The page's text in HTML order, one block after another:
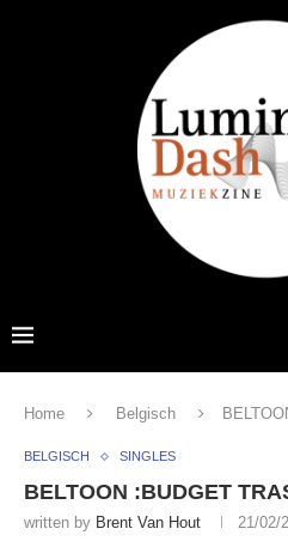
Home Belgisch
BELGISCH SINGLES
BELTOON :BUDGET
written by Brent Van Hout 21/02/